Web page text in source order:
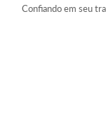
Confiando em seu